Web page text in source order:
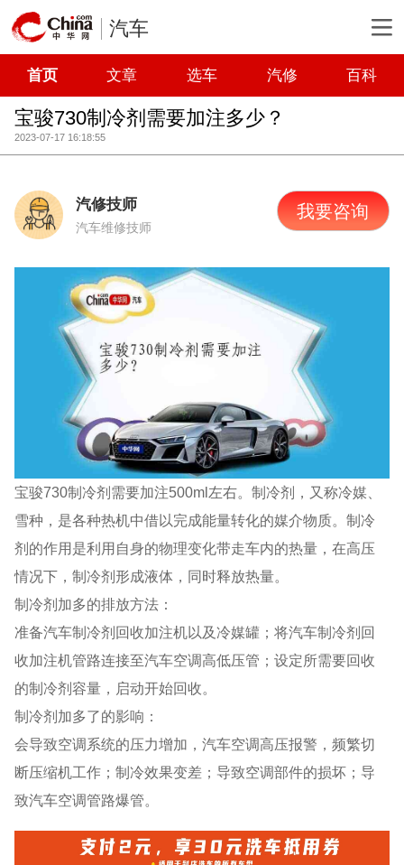
汽车
首页 文章 选车 汽修 百科
宝骏730制冷剂需要加注多少？
2023-07-17 16:18:55
汽修技师
汽车维修技师
我要咨询
宝骏730制冷剂需要加注500ml左右。制冷剂，又称冷媒、
雪种，是各种热机中借以完成能量转化的媒介物质。制冷
剂的作用是利用自身的物理变化带走车内的热量，在高压
情况下，制冷剂形成液体，同时释放热量。
制冷剂加多的排放方法：
准备汽车制冷剂回收加注机以及冷媒罐；将汽车制冷剂回
收加注机管路连接至汽车空调高低压管；设定所需要回收
的制冷剂容量，启动开始回收。
制冷剂加多了的影响：
会导致空调系统的压力增加，汽车空调高压报警，频繁切
断压缩机工作；制冷效果变差；导致空调部件的损坏；导
致汽车空调管路爆管。